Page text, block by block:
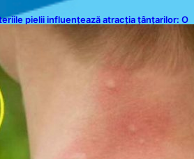
pielii influențează atracția țânțarilor: O
asupra alegerii victimelor